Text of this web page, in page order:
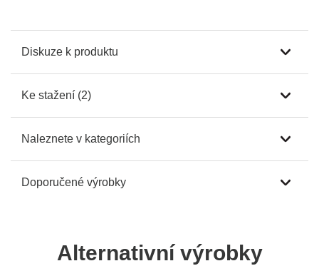
Diskuze k produktu
Ke stažení (2)
Naleznete v kategoriích
Doporučené výrobky
Alternativní výrobky